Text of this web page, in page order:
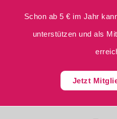
Schon ab 5 € im Jahr
unterstützen und als
Jetzt